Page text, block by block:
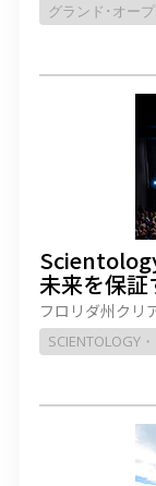
グランド･オー
未来を保
フロリダ州クリ
SCIENTOLOGY